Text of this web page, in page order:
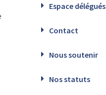
Espace délégués
Contact
Nous soutenir
Nos statuts